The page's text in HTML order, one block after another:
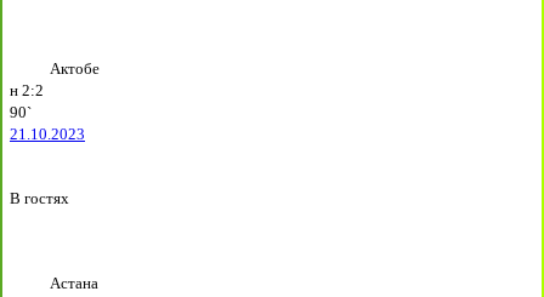
Актобе
н 2:2
90`
21.10.2023
В гостях
Астана